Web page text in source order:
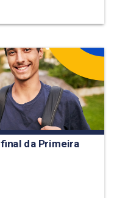
da Primeira